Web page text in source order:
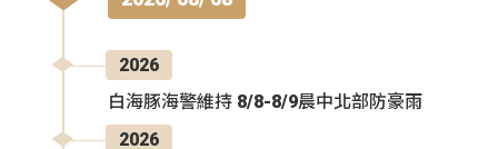
2026
白海豚海警維持 8/8-8/9晨中北部防豪雨
2026